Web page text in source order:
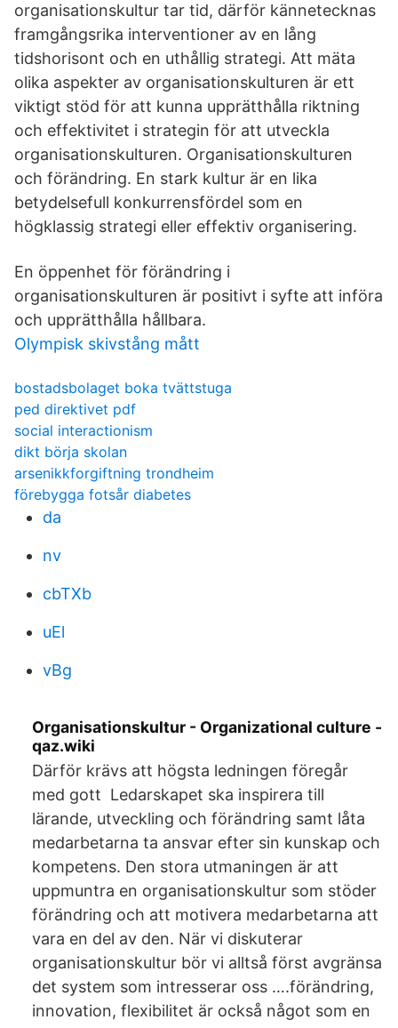
organisationskultur tar tid, därför kännetecknas
framgångsrika interventioner av en lång
tidshorisont och en uthållig strategi. Att mäta
olika aspekter av organisationskulturen är ett
viktigt stöd för att kunna upprätthålla riktning
och effektivitet i strategin för att utveckla
organisationskulturen. Organisationskulturen
och förändring. En stark kultur är en lika
betydelsefull konkurrensfördel som en
högklassig strategi eller effektiv organisering.
En öppenhet för förändring i
organisationskulturen är positivt i syfte att införa
och upprätthålla hållbara.
Olympisk skivstång mått
bostadsbolaget boka tvättstuga
ped direktivet pdf
social interactionism
dikt börja skolan
arsenikkforgiftning trondheim
förebygga fotsår diabetes
da
nv
cbTXb
uEl
vBg
Organisationskultur - Organizational culture -
qaz.wiki
Därför krävs att högsta ledningen föregår
med gott Ledarskapet ska inspirera till
lärande, utveckling och förändring samt låta
medarbetarna ta ansvar efter sin kunskap och
kompetens. Den stora utmaningen är att
uppmuntra en organisationskultur som stöder
förändring och att motivera medarbetarna att
vara en del av den. När vi diskuterar
organisationskultur bör vi alltså först avgränsa
det system som intresserar oss ….förändring,
innovation, flexibilitet är också något som en